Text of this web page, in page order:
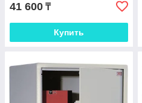
41 600 ₸
Купить